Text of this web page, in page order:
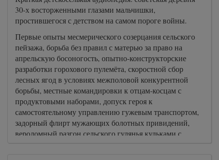
30-х восторженными глазами мальчишки,
простившегося с детством на самом пороге войны.
Первые опыты месмерического созерцания сельского
пейзажа, борьба без правил с матерью за право на
апрельскую босоногость, опытно-конструкторские
разработки горохового пулемёта, скоростной сбор
лесных ягод в условиях межполовой конкурентной
борьбы, местные командировки к отцам-косцам с
продуктовыми наборами, допуск героя к
самостоятельному управлению гужевым транспортом,
задорный флирт мужающих болотных привидений,
вероломный разгон сельского гулянья кульками с